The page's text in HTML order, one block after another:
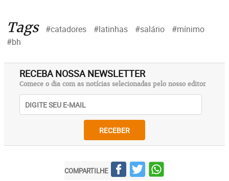
Tags #catadores #latinhas #salário
#mínimo
#bh
RECEBA NOSSA NEWSLETTER
Comece o dia com as notícias selecionadas pelo nosso editor
RECEBER
COMPARTILHE